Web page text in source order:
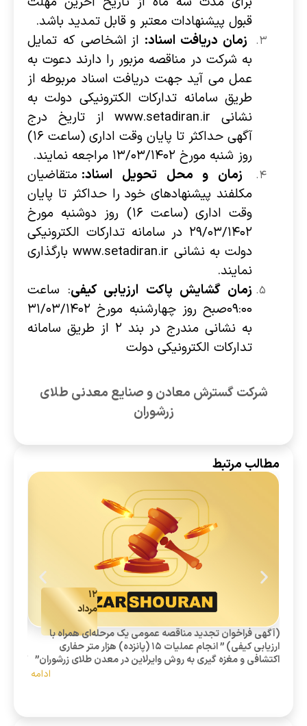
قبول پیشنهادات معتبر و قابل تمدید باشد.
زمان دریافت اسناد: از اشخاصی که تمایل
به شرکت در مناقصه مزبور را دارند دعوت به
عمل می آید جهت دریافت اسناد مربوطه از
طریق سامانه تدارکات الکترونیکی دولت به
نشانی www.setadiran.ir از تاریخ درج
آگهی حداکثر تا پایان وقت اداری (ساعت ۱۶)
روز شنبه مورخ ۱۳/۰۳/۱۴۰۲ مراجعه نمایند.
زمان و محل تحویل اسناد: متقاضیان
مکلفند پیشنهادهای خود را حداکثر تا پایان
وقت اداری (ساعت ۱۶) روز دوشنبه مورخ
۲۹/۰۳/۱۴۰۲ در سامانه تدارکات الکترونیکی
دولت به نشانی www.setadiran.ir بارگذاری
نمایند.
زمان گشایش پاکت‌ ارزیابی کیفی: ساعت
۰۹:۰۰صبح روز چهارشنبه مورخ ۳۱/۰۳/۱۴۰۲
به نشانی مندرج در بند ۲ از طریق سامانه
تدارکات الکترونیکی دولت
شرکت گسترش معادن و صنایع معدنی طلای
زرشوران
مطالب مرتبط
۱۲
مرداد
(آگهی فراخوان تجدید مناقصه عمومی یک مرحله‌ای همراه با
ارزیابی کیفی) ” انجام عملیات 15 (پانزده) هزار متر حفاری
اکتشافی و مغزه گیری به روش وایرلاین در معدن طلای زرشوران”
ادامه